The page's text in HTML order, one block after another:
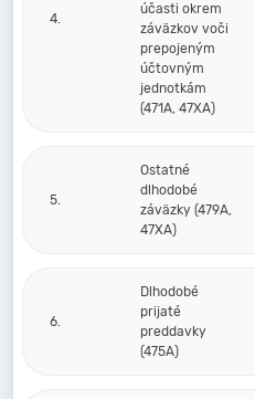
4.
účasti okrem
záväzkov voči
prepojeným
účtovným
jednotkám
(471A, 47XA)
5.
Ostatné
dlhodobé
záväzky (479A,
47XA)
6.
Dlhodobé
prijaté
preddavky
(475A)